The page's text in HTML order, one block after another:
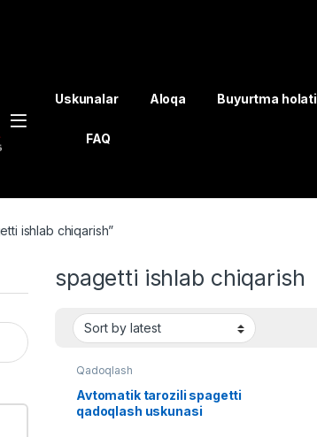
Uskunalar Aloqa Buyurtma holati
FAQ
ishlab chiqarish”
spagetti ishlab chiqarish
Qadoqlash
Avtomatik tarozili spagetti
qadoqlash uskunasi